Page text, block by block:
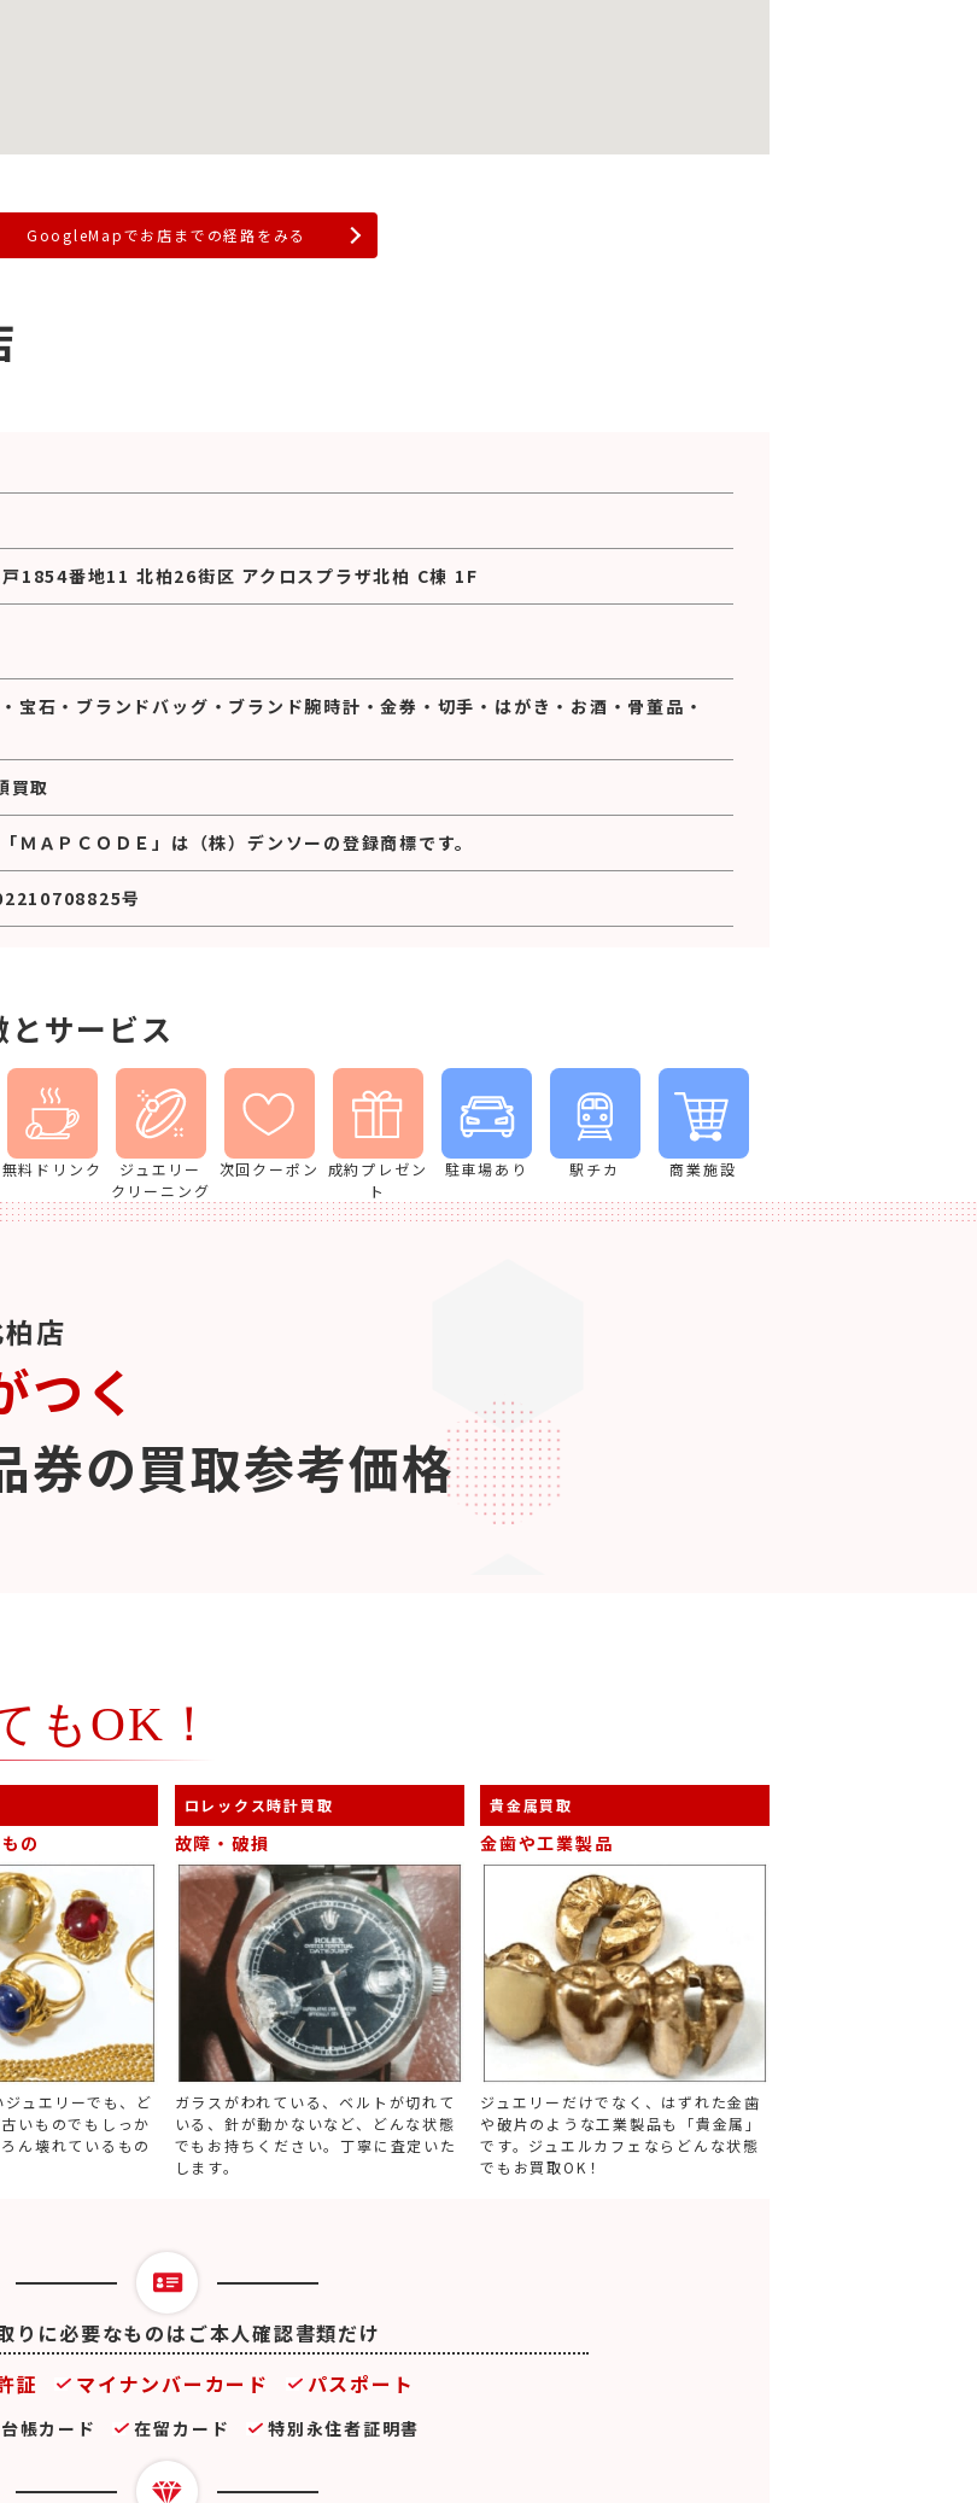
GoogleMapでお店までの経路をみる
1854番地11 北柏26街区 アクロスプラザ北柏 C棟 1F
・ 宝石 ・ ブランドバッグ ・ ブランド腕時計 ・金券 ・ 切手 ・ はがき ・ お酒 ・ 骨董品 ・
買取
ＭＡＰＣＯＤＥ」は（株）デンソーの登録商標です。
号
サービス
無料ドリンク
ジュエリー
クリーニング
次回クーポン
成約プレゼン
ト
駐車場あり 駅チカ 商業施設
店
つく
券の買取参考価格
もOK！
の
ュエリーでも、ど
いものでもしっか
ん壊れているもの
ロレックス時計買取
故障・破損
ガラスがわれている、ベルトが切れて
いる、針が動かないなど、どんな状態
でもお持ちください。丁寧に査定いた
します。
貴金属買取
金歯や工業製品
ジュエリーだけでなく、はずれた金歯
や破片のような工業製品も「貴金属」
です。ジュエルカフェならどんな状態
でもお買取OK！
りに必要なものはご本人確認書類だけ
証
マイナンバーカード パスポート
帳カード 在留カード 特別永住者証明書